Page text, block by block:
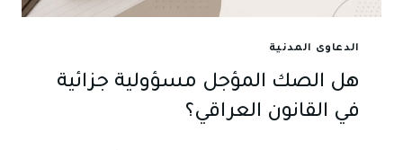
الدعاوى المدنية
هل الصك المؤجل مسؤولية جزائية
في القانون العراقي؟